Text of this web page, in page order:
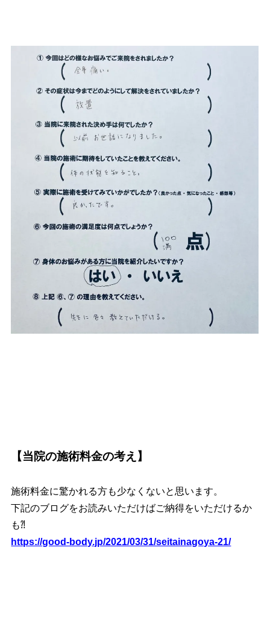
【当院の施術料金の考え】
施術料金に驚かれる方も少なくないと思います。
下記のブログをお読みいただけばご納得をいただけるか
も⁈
https://good-body.jp/2021/03/31/seitainagoya-21/